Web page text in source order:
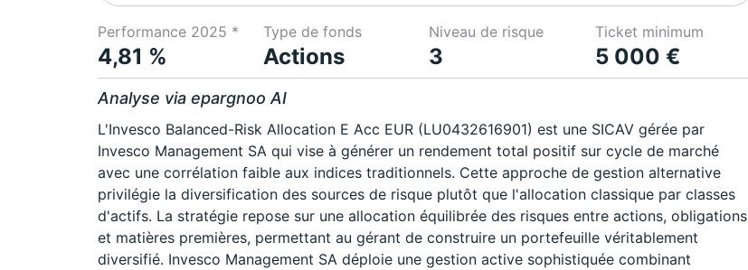
Performance 2025 *
4,81 %
Type de fonds
Actions
Niveau de risque
3
Ticket minimum
5 000 €
Analyse via epargnoo AI
L'Invesco Balanced-Risk Allocation E Acc EUR (LU0432616901) est une SICAV gérée par
Invesco Management SA qui vise à générer un rendement total positif sur cycle de marché
avec une corrélation faible aux indices traditionnels. Cette approche de gestion alternative
privilégie la diversification des sources de risque plutôt que l'allocation classique par classes
d'actifs. La stratégie repose sur une allocation équilibrée des risques entre actions, obligations
et matières premières, permettant au gérant de construire un portefeuille véritablement
diversifié. Invesco Management SA déploie une gestion active sophistiquée combinant